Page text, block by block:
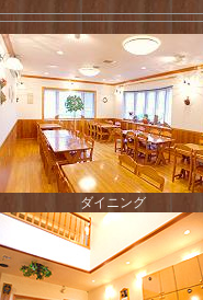
ダイニング